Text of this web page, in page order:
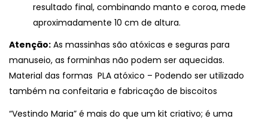
resultado final, combinando manto e coroa, mede
aproximadamente 10 cm de altura.
Atenção: As massinhas são atóxicas e seguras para
manuseio, as forminhas não podem ser aquecidas.
Material das formas PLA atóxico – Podendo ser utilizado
também na confeitaria e fabricação de biscoitos
“Vestindo Maria” é mais do que um kit criativo; é uma